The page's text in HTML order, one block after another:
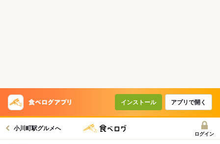
インストール アプリで開く
小川町駅グルメへ
ログイン